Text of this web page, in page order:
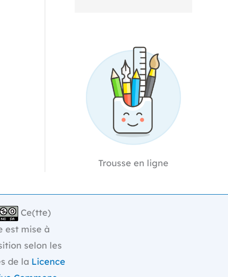
Trousse en ligne
Ce(tte)
est mise à
selon les
de la Licence